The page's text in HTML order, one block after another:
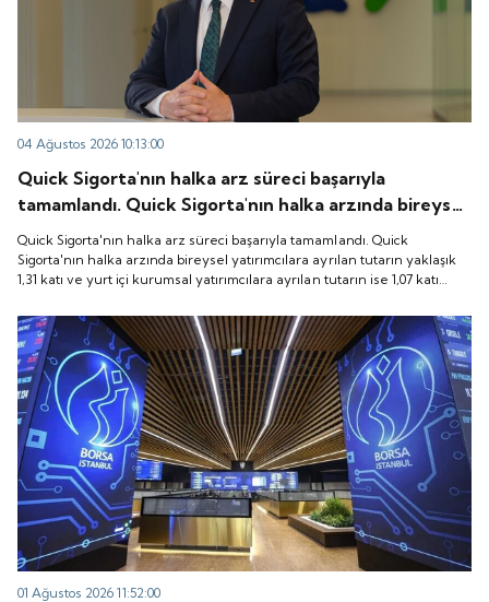
04 Ağustos 2026 10:13:00
Quick Sigorta'nın halka arz süreci başarıyla
tamamlandı. Quick Sigorta'nın halka arzında bireysel
yatırımcılara ayrılan tutarın yaklaşık 1,31 katı ve yurt
içi kurumsal yatırımcılara ayrılan tutarın ise 1,07 katı
talep geldi. Quick Sigorta, 6 Ağustos 2026 tarihinde
görmeye başlayacak.
Quick Sigorta'nın halka arz süreci başarıyla tamamlandı. Quick
Sigorta'nın halka arzında bireysel yatırımcılara ayrılan tutarın yaklaşık
1,31 katı ve yurt içi kurumsal yatırımcılara ayrılan tutarın ise 1,07 katı
koduyla Borsa İstanbul'da işlem görmeye başlayacak.
01 Ağustos 2026 11:52:00